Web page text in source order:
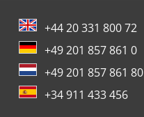
+44 20 331 800 72
+49 201 857 861 0
+49 201 857 861 80
+34 911 433 456